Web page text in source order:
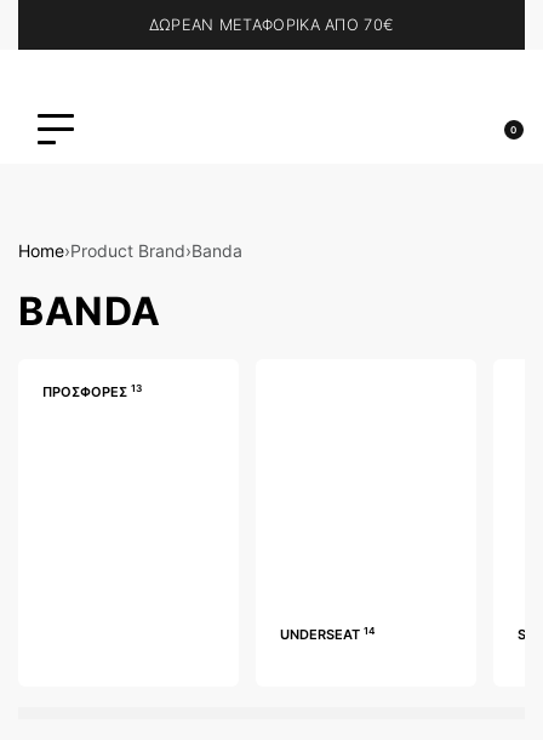
ΔΩΡΕΑΝ ΜΕΤΑΦΟΡΙΚΑ ΑΠΟ 70€
0
Home›Product Brand›Banda
BANDA
ΠΡΟΣΦΟΡΕΣ 13
UNDERSEAT 14